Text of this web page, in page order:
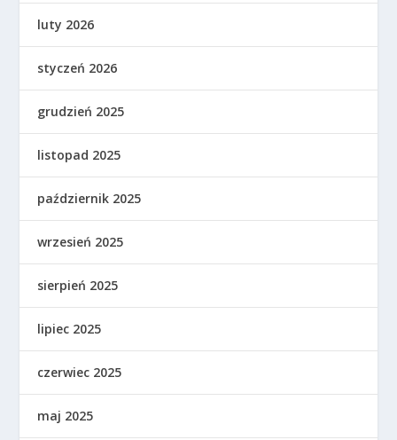
luty 2026
styczeń 2026
grudzień 2025
listopad 2025
październik 2025
wrzesień 2025
sierpień 2025
lipiec 2025
czerwiec 2025
maj 2025